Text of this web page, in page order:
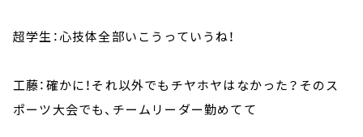
超学生：心技体全部いこうっていうね！
工藤：確かに！それ以外でもチヤホヤはなかった？そのス
ポーツ大会でも、チームリーダー勤めてて